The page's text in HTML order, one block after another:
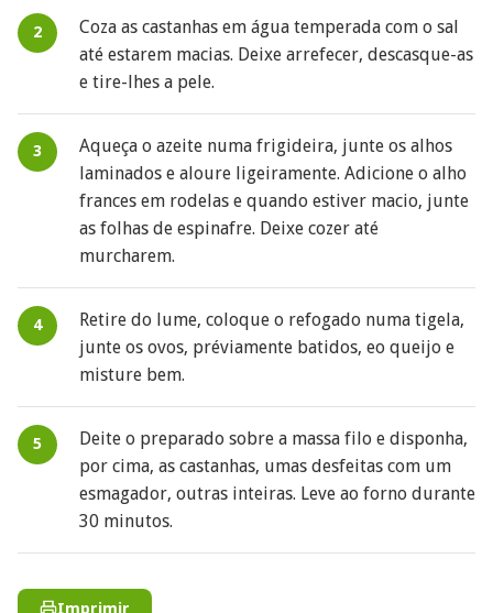
Coza as castanhas em água temperada com o sal
até estarem macias. Deixe arrefecer, descasque-as
e tire-lhes a pele.
Aqueça o azeite numa frigideira, junte os alhos
laminados e aloure ligeiramente. Adicione o alho
frances em rodelas e quando estiver macio, junte
as folhas de espinafre. Deixe cozer até
murcharem.
Retire do lume, coloque o refogado numa tigela,
junte os ovos, préviamente batidos, eo queijo e
misture bem.
Deite o preparado sobre a massa filo e disponha,
por cima, as castanhas, umas desfeitas com um
esmagador, outras inteiras. Leve ao forno durante
30 minutos.
Imprimir